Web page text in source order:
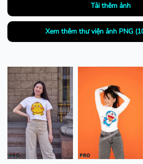
Tải thêm ảnh
Xem thêm thư viện ảnh PNG